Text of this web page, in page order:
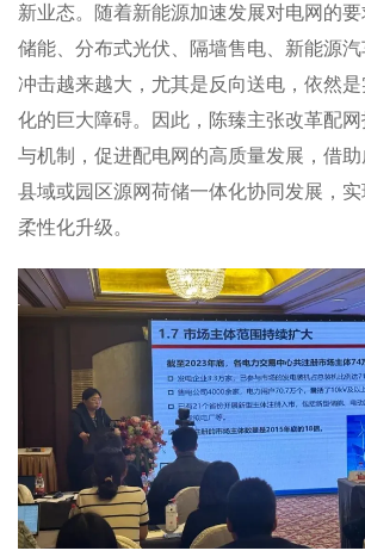
新业态。随着新能源加速发展对电网的
储能、分布式光伏、隔墙售电、新能源
冲击越来越大，尤其是反向送电，依然
化的巨大障碍。因此，陈臻主张改革配
与机制，促进配电网的高质量发展，借
县域或园区源网荷储一体化协同发展，实
柔性化升级。